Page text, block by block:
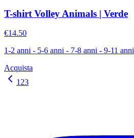
T-shirt Volley Animals | Verde
€14.50
1-2 anni - 5-6 anni - 7-8 anni - 9-11 anni
Acquista
1 23